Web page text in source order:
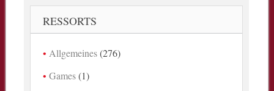
RESSORTS
Allgemeines(276)
Games(1)